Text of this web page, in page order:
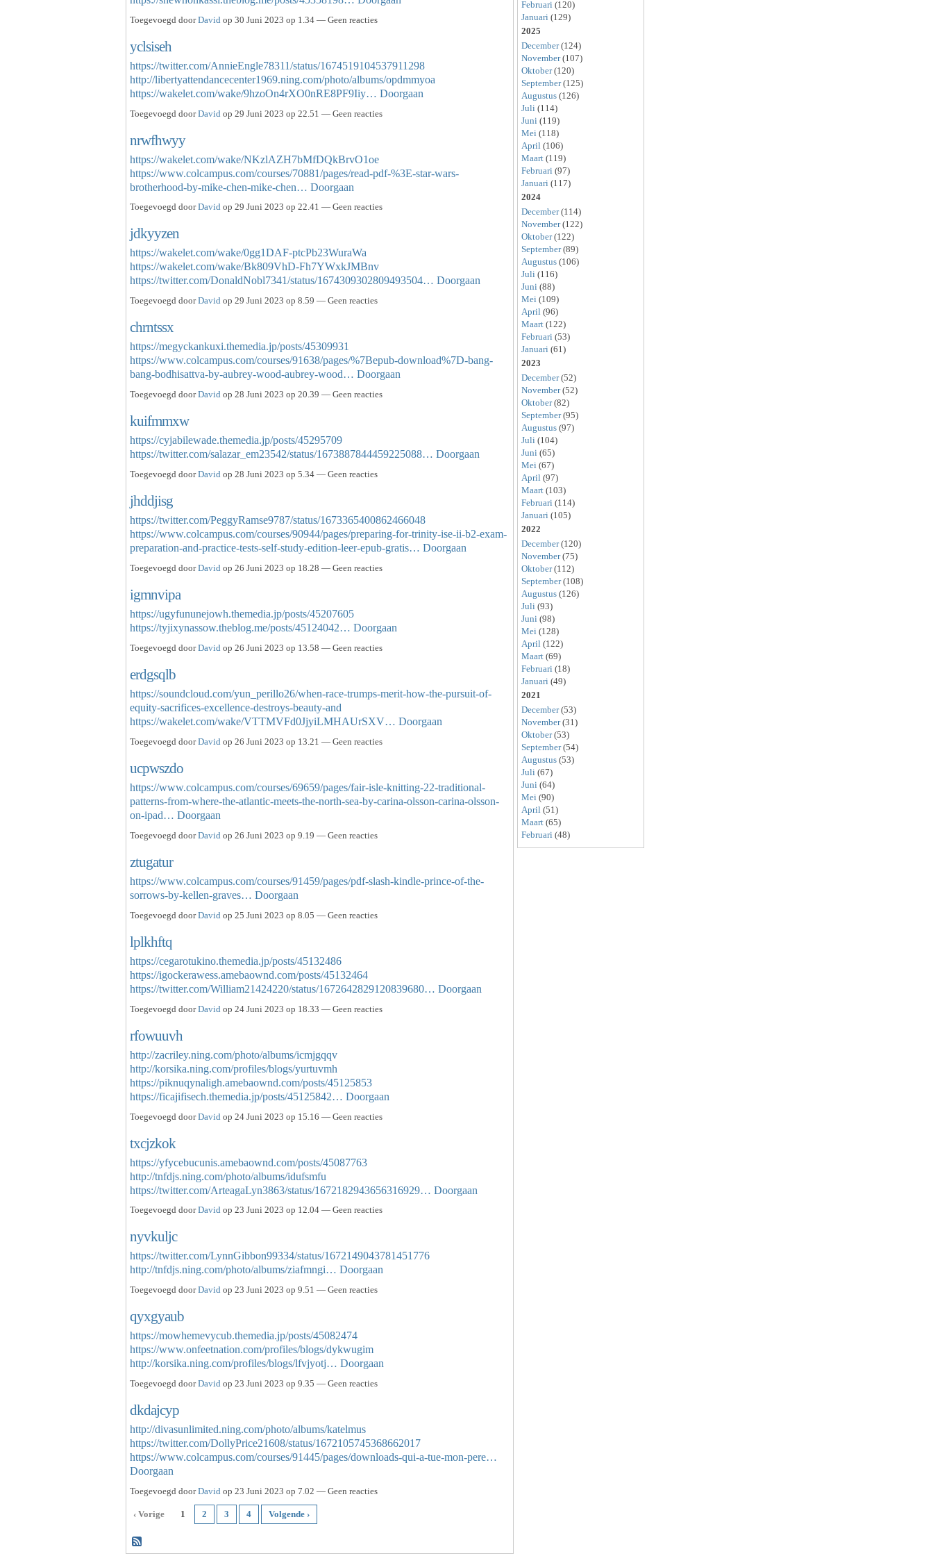
Toegevoegd doorDavid op 30 Juni 2023 op 1.34 — Geen reacties
yclsiseh
https://twitter.com/AnnieEngle78311/status/1674519104537911298
http://libertyattendancecenter1969.ning.com/photo/albums/opdmmyoa
https://wakelet.com/wake/9hzoOn4rXO0nRE8PF9Iiy… Doorgaan
Toegevoegd doorDavid op 29 Juni 2023 op 22.51 — Geen reacties
nrwfhwyy
https://wakelet.com/wake/NKzlAZH7bMfDQkBrvO1oe
https://www.colcampus.com/courses/70881/pages/read-pdf-%3E-star-wars-
brotherhood-by-mike-chen-mike-chen… Doorgaan
Toegevoegd doorDavid op 29 Juni 2023 op 22.41 — Geen reacties
jdkyyzen
https://wakelet.com/wake/0gg1DAF-ptcPb23WuraWa
https://wakelet.com/wake/Bk809VhD-Fh7YWxkJMBnv
https://twitter.com/DonaldNobl7341/status/1674309302809493504… Doorgaan
Toegevoegd doorDavid op 29 Juni 2023 op 8.59 — Geen reacties
chrntssx
https://megyckankuxi.themedia.jp/posts/45309931
https://www.colcampus.com/courses/91638/pages/%7Bepub-download%7D-bang-
bang-bodhisattva-by-aubrey-wood-aubrey-wood… Doorgaan
Toegevoegd doorDavid op 28 Juni 2023 op 20.39 — Geen reacties
kuifmmxw
https://cyjabilewade.themedia.jp/posts/45295709
https://twitter.com/salazar_em23542/status/1673887844459225088… Doorgaan
Toegevoegd doorDavid op 28 Juni 2023 op 5.34 — Geen reacties
jhddjisg
https://twitter.com/PeggyRamse9787/status/1673365400862466048
https://www.colcampus.com/courses/90944/pages/preparing-for-trinity-ise-ii-b2-exam-
preparation-and-practice-tests-self-study-edition-leer-epub-gratis… Doorgaan
Toegevoegd doorDavid op 26 Juni 2023 op 18.28 — Geen reacties
igmnvipa
https://ugyfununejowh.themedia.jp/posts/45207605
https://tyjixynassow.theblog.me/posts/45124042… Doorgaan
Toegevoegd doorDavid op 26 Juni 2023 op 13.58 — Geen reacties
erdgsqlb
https://soundcloud.com/yun_perillo26/when-race-trumps-merit-how-the-pursuit-of-
equity-sacrifices-excellence-destroys-beauty-and
https://wakelet.com/wake/VTTMVFd0JjyiLMHAUrSXV… Doorgaan
Toegevoegd doorDavid op 26 Juni 2023 op 13.21 — Geen reacties
ucpwszdo
https://www.colcampus.com/courses/69659/pages/fair-isle-knitting-22-traditional-
patterns-from-where-the-atlantic-meets-the-north-sea-by-carina-olsson-carina-olsson-
on-ipad… Doorgaan
Toegevoegd doorDavid op 26 Juni 2023 op 9.19 — Geen reacties
ztugatur
https://www.colcampus.com/courses/91459/pages/pdf-slash-kindle-prince-of-the-
sorrows-by-kellen-graves… Doorgaan
Toegevoegd doorDavid op 25 Juni 2023 op 8.05 — Geen reacties
lplkhftq
https://cegarotukino.themedia.jp/posts/45132486
https://igockerawess.amebaownd.com/posts/45132464
https://twitter.com/William21424220/status/1672642829120839680… Doorgaan
Toegevoegd doorDavid op 24 Juni 2023 op 18.33 — Geen reacties
rfowuuvh
http://zacriley.ning.com/photo/albums/icmjgqqv
http://korsika.ning.com/profiles/blogs/yurtuvmh
https://piknuqynaligh.amebaownd.com/posts/45125853
https://ficajifisech.themedia.jp/posts/45125842… Doorgaan
Toegevoegd doorDavid op 24 Juni 2023 op 15.16 — Geen reacties
txcjzkok
https://yfycebucunis.amebaownd.com/posts/45087763
http://tnfdjs.ning.com/photo/albums/idufsmfu
https://twitter.com/ArteagaLyn3863/status/1672182943656316929… Doorgaan
Toegevoegd doorDavid op 23 Juni 2023 op 12.04 — Geen reacties
nyvkuljc
https://twitter.com/LynnGibbon99334/status/1672149043781451776
http://tnfdjs.ning.com/photo/albums/ziafmngi… Doorgaan
Toegevoegd doorDavid op 23 Juni 2023 op 9.51 — Geen reacties
qyxgyaub
https://mowhemevycub.themedia.jp/posts/45082474
https://www.onfeetnation.com/profiles/blogs/dykwugim
http://korsika.ning.com/profiles/blogs/lfvjyotj… Doorgaan
Toegevoegd doorDavid op 23 Juni 2023 op 9.35 — Geen reacties
dkdajcyp
http://divasunlimited.ning.com/photo/albums/katelmus
https://twitter.com/DollyPrice21608/status/1672105745368662017
https://www.colcampus.com/courses/91445/pages/downloads-qui-a-tue-mon-pere…
Doorgaan
Toegevoegd doorDavid op 23 Juni 2023 op 7.02 — Geen reacties
‹ Vorige 1 2 3 4 Volgende ›
Februari (120)
Januari (129)
2025
December(124)
November(107)
Oktober(120)
September(125)
Augustus (126)
Juli (114)
Juni (119)
Mei (118)
April (106)
Maart (119)
Februari (97)
Januari (117)
2024
December(114)
November(122)
Oktober(122)
September(89)
Augustus (106)
Juli (116)
Juni (88)
Mei (109)
April (96)
Maart (122)
Februari (53)
Januari (61)
2023
December(52)
November(52)
Oktober(82)
September(95)
Augustus (97)
Juli (104)
Juni (65)
Mei (67)
April (97)
Maart (103)
Februari (114)
Januari (105)
2022
December(120)
November(75)
Oktober(112)
September(108)
Augustus (126)
Juli (93)
Juni (98)
Mei (128)
April (122)
Maart (69)
Februari (18)
Januari (49)
2021
December(53)
November(31)
Oktober(53)
September(54)
Augustus (53)
Juli (67)
Juni (64)
Mei (90)
April (51)
Maart (65)
Februari (48)